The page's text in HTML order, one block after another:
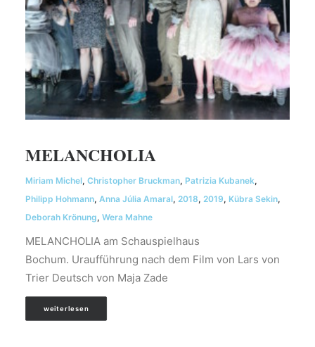
MELANCHOLIA
Miriam Michel, Christopher Bruckman, Patrizia Kubanek,
Philipp Hohmann, Anna Júlia Amaral, 2018, 2019, Kübra Sekin,
Deborah Krönung, Wera Mahne
MELANCHOLIA am Schauspielhaus
Bochum. Uraufführung nach dem Film von Lars von
Trier Deutsch von Maja Zade
weiterlesen